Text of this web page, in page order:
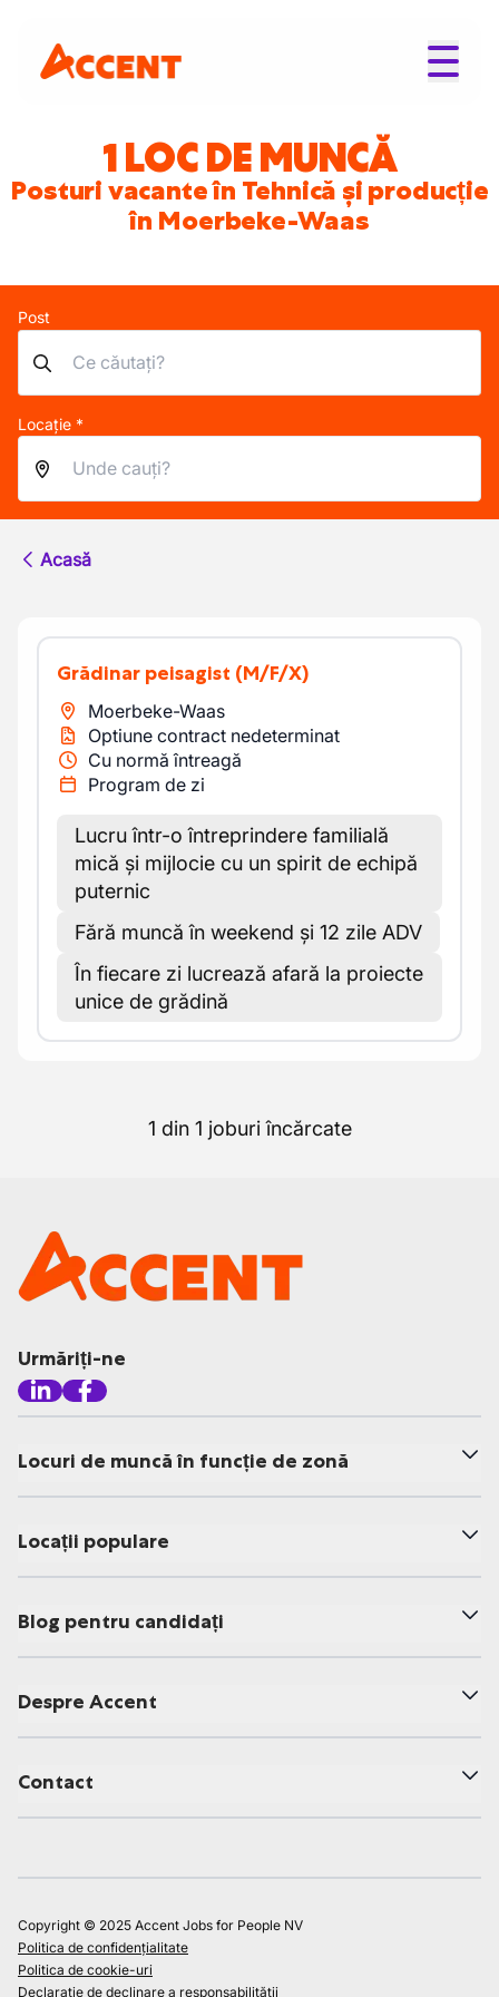
1 LOC DE MUNCĂ
Posturi vacante în Tehnică și producție
în Moerbeke-Waas
Post
Locație *
Acasă
Grădinar peisagist (M/F/X)
Moerbeke-Waas
Optiune contract nedeterminat
Cu normă întreagă
Program de zi
Lucru într-o întreprindere familială
mică și mijlocie cu un spirit de echipă
puternic
Fără muncă în weekend și 12 zile ADV
În fiecare zi lucrează afară la proiecte
unice de grădină
1 din 1 joburi încărcate
Urmăriți-ne
Locuri de muncă în funcție de zonă
Locații populare
Blog pentru candidați
Despre Accent
Contact
Copyright © 2025 Accent Jobs for People NV
Politica de confidențialitate
Politica de cookie-uri
Declarație de declinare a responsabilității